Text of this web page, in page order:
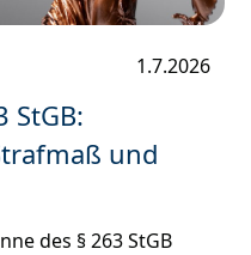
1.7.2026
StGB:
und
des § 263 StGB